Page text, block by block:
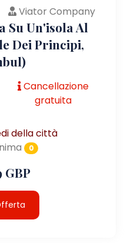
Viator Company
Su Un'isola Al
Dei Principi,
Cancellazione
gratuita
della città
0
GBP